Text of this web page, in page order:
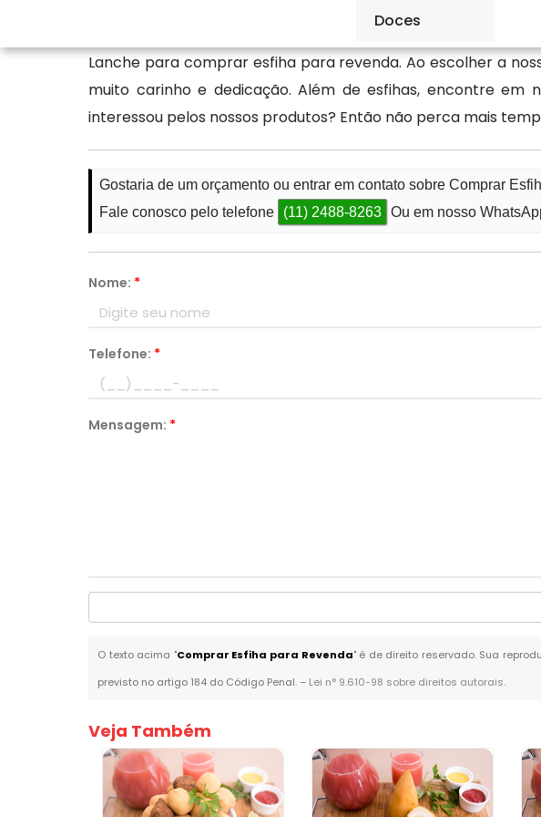
Doces
Lanche para comprar esfiha para revenda. Ao escolher a
muito carinho e dedicação. Além de esfihas, encontre em
interessou pelos nossos produtos? Então não perca mais
Gostaria de um orçamento ou entrar em contato sobre Comprar
Fale conosco pelo telefone
(11) 2488-8263 Ou em nosso
Nome: *
Telefone: *
Mensagem: *
O texto acima "Comprar Esfiha para Revenda" é de direito reservado. Sua
previsto no artigo 184 do Código Penal. – Lei n° 9.610-98 sobre direitos autorais.
Veja Também